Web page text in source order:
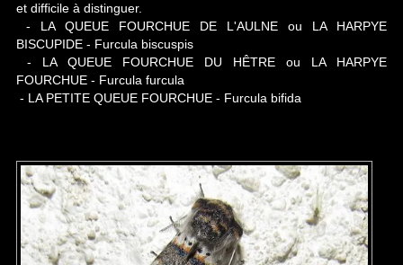
et difficile à distinguer.
- LA QUEUE FOURCHUE DE L'AULNE ou LA HARPYE
BISCUPIDE - Furcula biscuspis
- LA QUEUE FOURCHUE DU HÊTRE ou LA HARPYE
FOURCHUE - Furcula furcula
- LA PETITE QUEUE FOURCHUE - Furcula bifida